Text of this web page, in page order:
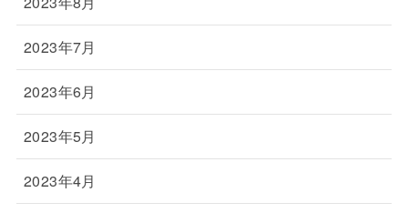
2023年7月
2023年6月
2023年5月
2023年4月